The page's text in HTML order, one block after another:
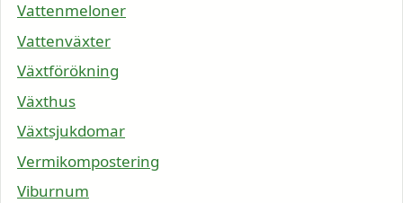
Vattenmeloner
Vattenväxter
Växtförökning
Växthus
Växtsjukdomar
Vermikompostering
Viburnum